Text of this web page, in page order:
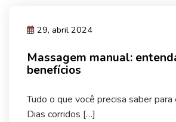
29, abril 2024
Massagem manual:
benefícios
Tudo o que você precisa saber para
Dias corridos […]